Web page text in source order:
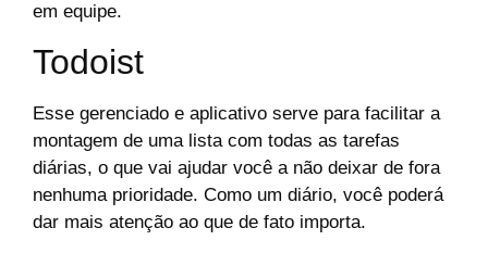
em equipe.
Todoist
Esse gerenciado e aplicativo serve para facilitar a
montagem de uma lista com todas as tarefas
diárias, o que vai ajudar você a não deixar de fora
nenhuma prioridade. Como um diário, você poderá
dar mais atenção ao que de fato importa.